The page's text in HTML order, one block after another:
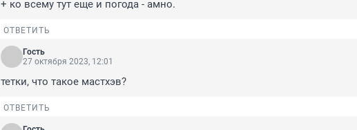
+ ко всему тут еще и погода - амно.
ОТВЕТИТЬ
Гость
27 октября 2023, 12:01
тетки, что такое мастхэв?
ОТВЕТИТЬ